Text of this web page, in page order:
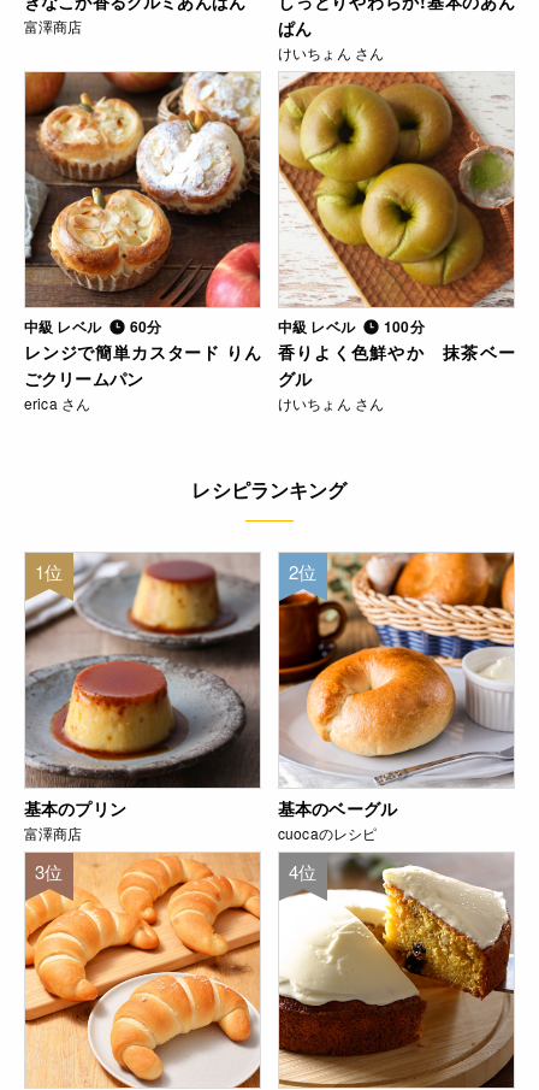
富澤商店
ぱん
けいちょん さん
中級 レベル 60分
レンジで簡単カスタード りん
ごクリームパン
erica さん
中級 レベル 100分
香りよく色鮮やか 抹茶ベー
グル
けいちょん さん
レシピランキング
1位
基本のプリン
富澤商店
2位
基本のベーグル
cuocaのレシピ
3位 4位